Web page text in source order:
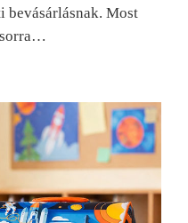
bevásárlásnak. Most
sorra…